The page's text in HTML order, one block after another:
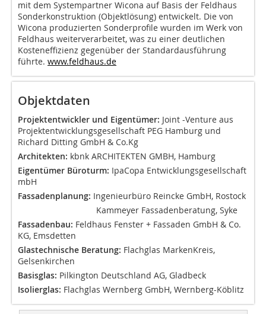
mit dem Systempartner Wicona auf Basis der Feldhaus
Sonderkonstruktion (Objektlösung) entwickelt. Die von
Wicona produzierten Sonderprofile wurden im Werk von
Feldhaus weiterverarbeitet, was zu einer deutlichen
Kosteneffizienz gegenüber der Standardausführung
führte. www.feldhaus.de
Objektdaten
Projektentwickler und Eigentümer: Joint -Venture aus
Projektentwicklungsgesellschaft PEG Hamburg und
Richard Ditting GmbH & Co.Kg
Architekten: kbnk ARCHITEKTEN GMBH, Hamburg
Eigentümer Büroturm: IpaCopa Entwicklungsgesellschaft
mbH
Fassadenplanung: Ingenieurbüro Reincke GmbH, Rostock
Kammeyer Fassadenberatung, Syke
Fassadenbau: Feldhaus Fenster + Fassaden GmbH & Co.
KG, Emsdetten
Glastechnische Beratung: Flachglas MarkenKreis,
Gelsenkirchen
Basisglas: Pilkington Deutschland AG, Gladbeck
Isolierglas: Flachglas Wernberg GmbH, Wernberg-Köblitz